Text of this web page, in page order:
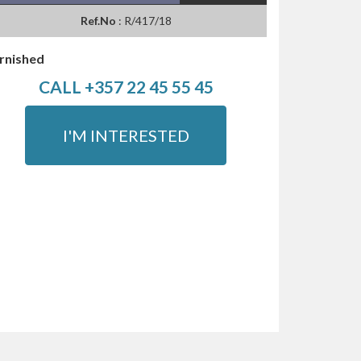
Ref.No : R/417/18
CALL +357 22 45 55 45
I'M INTERESTED